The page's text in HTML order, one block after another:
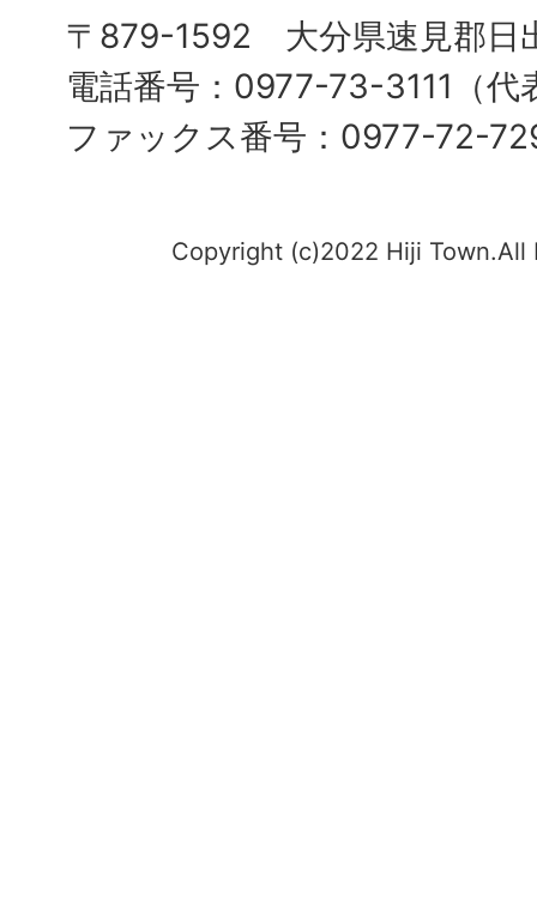
〒879-1592 大分県速見郡日
電話番号：0977-73-3111（代
ファックス番号：0977-72-
Copyright (c)2022 Hiji Town.All